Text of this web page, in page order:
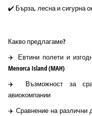
✔️ Бърза, лесна и сигурна
Какво предлагаме?
✈️ Евтини полети и
Menorca Island (MAH)
✈️ Възможност за
авиокомпании
✈️ Сравнение на различни